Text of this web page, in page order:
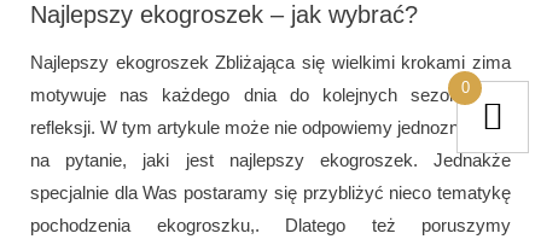
Najlepszy ekogroszek – jak wybrać?
Najlepszy ekogroszek Zbliżająca się wielkimi krokami zima
motywuje nas każdego dnia do kolejnych sezonowych
refleksji. W tym artykule może nie odpowiemy jednoznacznie
na pytanie, jaki jest najlepszy ekogroszek. Jednakże
specjalnie dla Was postaramy się przybliżyć nieco tematykę
pochodzenia ekogroszku,. Dlatego też poruszymy
0